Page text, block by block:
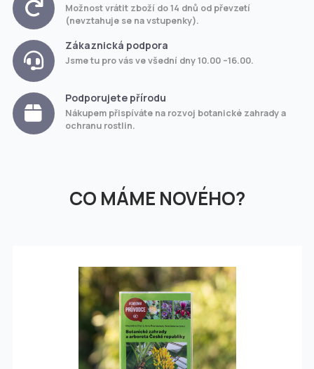
Možnost vrátit zboží do 14 dnů od převzetí
(nevztahuje se na vstupenky).
Zákaznická podpora
Jsme tu pro vás ve všední dny 10.00 –16.00.
Podporujete přírodu
Nákupem přispíváte na rozvoj botanické zahrady a
ochranu rostlin.
CO MÁME NOVÉHO?